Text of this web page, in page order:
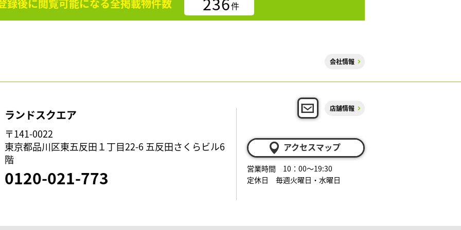
録後に閲覧可能になる全掲載物件数 件
会社情報
ランドスクエア
〒141-0022
東京都品川区東五反田１丁目22-6 五反田さくらビル6
階
0120-021-773
店舗情報
アクセスマップ
営業時間 10：00～19:30
定休日 毎週火曜日・水曜日